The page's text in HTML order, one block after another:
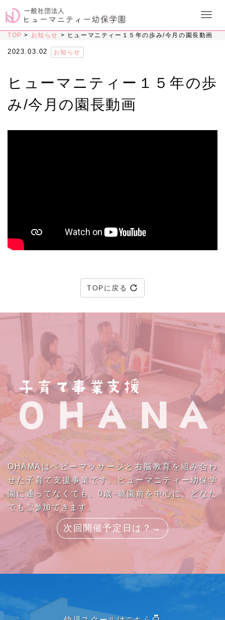
TOP > お知らせ > ヒューマニティー１５年の歩み/今月の園長動画
2023.03.02 お知らせ
ヒューマニティー１５年の歩
み/今月の園長動画
TOPに戻る
OHAMAはベビーマッサージと右脳教育を組み合わ
せた子育て支援事業です。ヒューマニティー幼保学
園に通ってなくても、0歳~就園前を中心に、どなた
でもご参加できます。
次回開催予定日は？→